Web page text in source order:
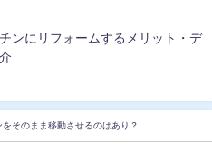
ンにリフォームするメリット・デ
そのまま移動させるのはあり？